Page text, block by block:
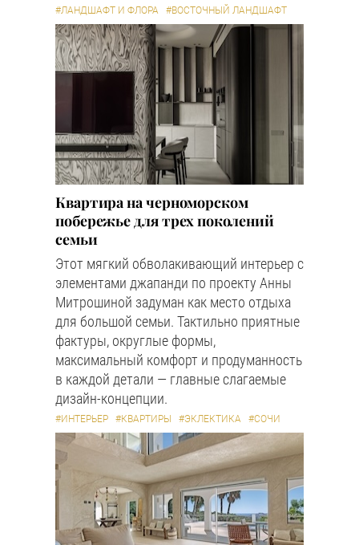
#ЛАНДШАФТ И ФЛОРА #ВОСТОЧНЫЙ ЛАНДШАФТ
Квартира на черноморском
побережье для трех поколений
семьи
Этот мягкий обволакивающий интерьер с
элементами джапанди по проекту Анны
Митрошиной задуман как место отдыха
для большой семьи. Тактильно приятные
фактуры, округлые формы,
максимальный комфорт и продуманность
в каждой детали — главные слагаемые
дизайн-концепции.
#ИНТЕРЬЕР #КВАРТИРЫ #ЭКЛЕКТИКА #СОЧИ